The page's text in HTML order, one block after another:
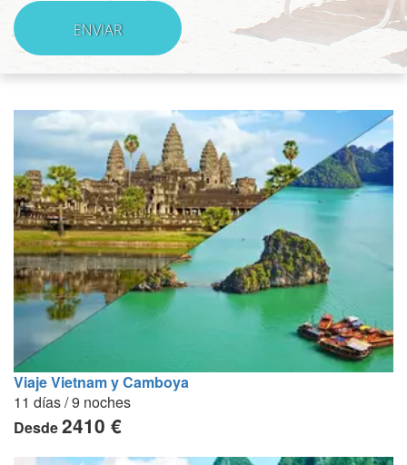
Viaje Vietnam y Camboya
11 días / 9 noches
Desde2410 €